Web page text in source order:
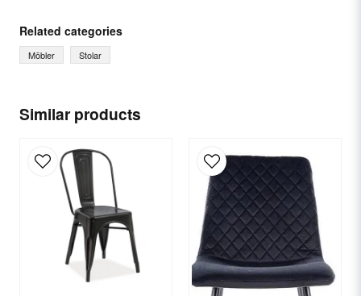
Similar products
Ask us something about this product...
Name
email
Email
Yes, you can publish my question.
Related categories
Möbler Stolar